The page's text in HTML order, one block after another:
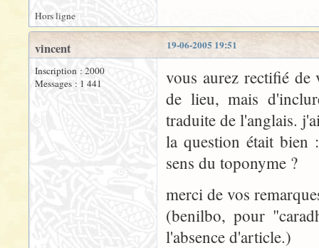
Hors ligne
19-06-2005 19:51
vincent
Inscription : 2000
Messages : 1 441
vous aurez rectifié
de lieu, mais
traduite de l'anglais.
la question était bien
sens du toponyme ?
merci de vos
(benilbo, pour
l'absence d'article.)